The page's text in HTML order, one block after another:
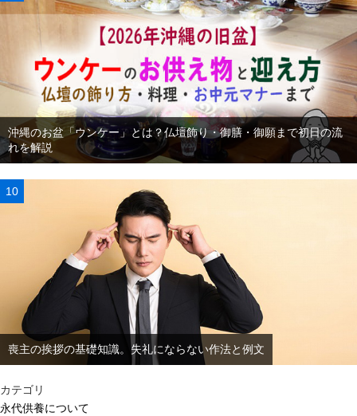
沖縄のお盆「ウンケー」とは？仏壇飾り・御膳・御願まで初日の流
れを解説
喪主の挨拶の基礎知識。失礼にならない作法と例文
カテゴリ
永代供養について